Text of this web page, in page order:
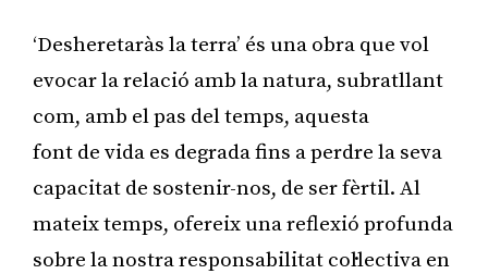
‘Desheretaràs la terra’ és una obra que vol
evocar la relació amb la natura, subratllant
com, amb el pas del temps, aquesta
font de vida es degrada fins a perdre la seva
capacitat de sostenir-nos, de ser fèrtil. Al
mateix temps, ofereix una reflexió profunda
sobre la nostra responsabilitat col·lectiva en